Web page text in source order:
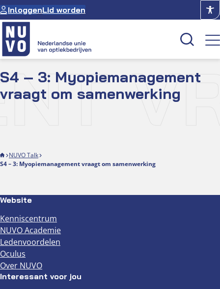
Ga
naar
de
inhoud
InloggenLid worden
Kenniscentrum
Academie
Optiekcentrum
S4 – 3: Myopiemanagement
vraagt om samenwerking
NUVO Talk
S4 – 3: Myopiemanagement vraagt om samenwerking
Website
Kenniscentrum
NUVO Academie
Ledenvoordelen
Oculus
Over NUVO
Interessant voor jou